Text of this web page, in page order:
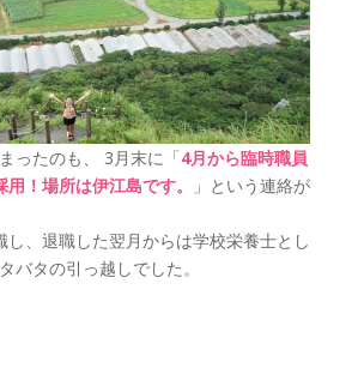
ったのも、 3月末に「4月から臨時職員
！場所は伊江島です。
」という連絡が
し、退職した翌月からは学校栄養士とし
バタの引っ越しでした。